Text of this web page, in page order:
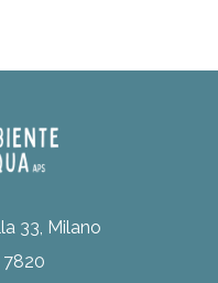
33, Milano
7820